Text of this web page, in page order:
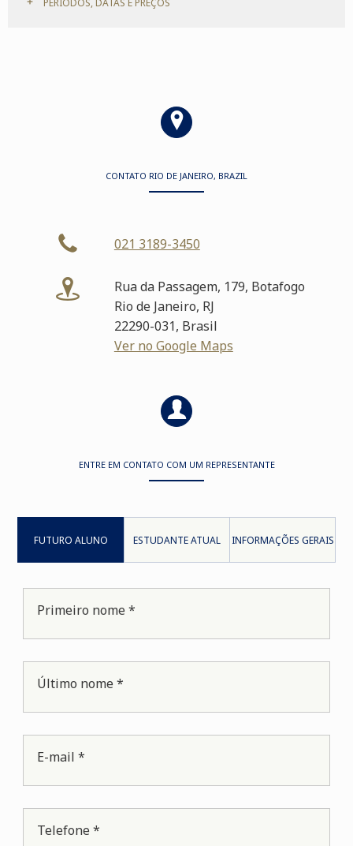
PERÍODOS, DATAS E PREÇOS
CONTATO RIO DE JANEIRO, BRAZIL
021 3189-3450
Rua da Passagem, 179, Botafogo
Rio de Janeiro, RJ
22290-031, Brasil
Ver no Google Maps
ENTRE EM CONTATO COM UM REPRESENTANTE
FUTURO ALUNO ESTUDANTE ATUAL INFORMAÇÕES GERAIS
Primeiro nome *
Último nome *
E-mail *
Telefone *